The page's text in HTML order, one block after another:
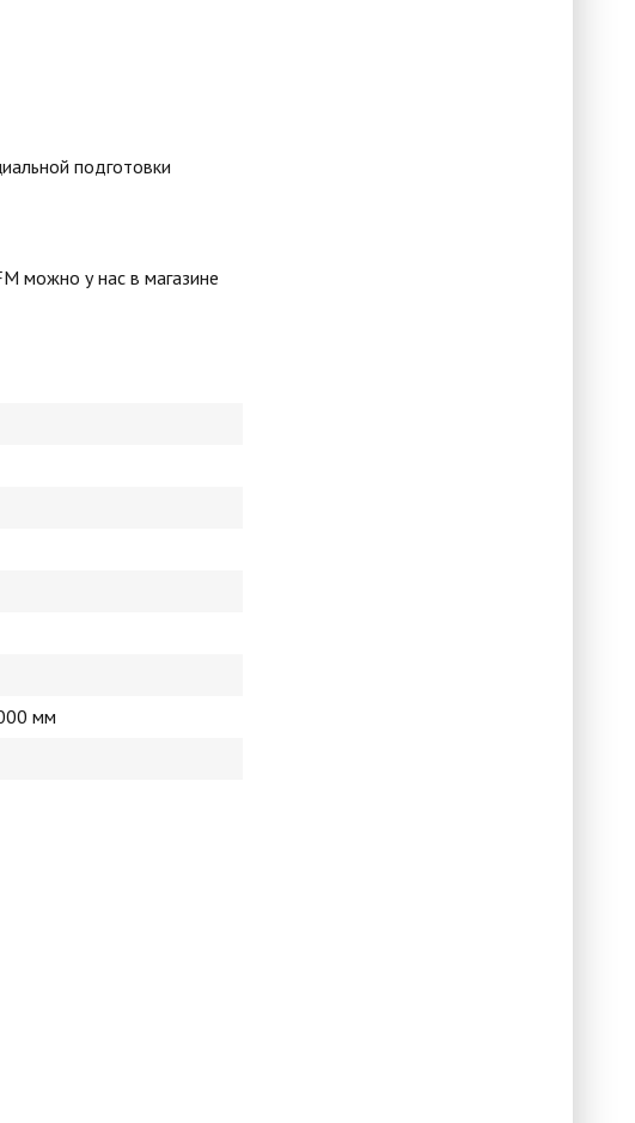
подготовки
можно у нас в магазине
мм